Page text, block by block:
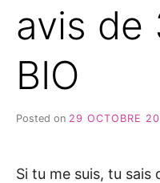
avis de
BIO
Posted on 29 OCTOBRE
Si tu me suis, tu sais